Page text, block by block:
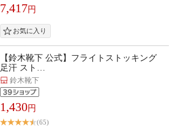
7,417円
【鈴木靴下 公式】フライトストッキング
足汗 スト…
鈴木靴下
1,430円
(65)